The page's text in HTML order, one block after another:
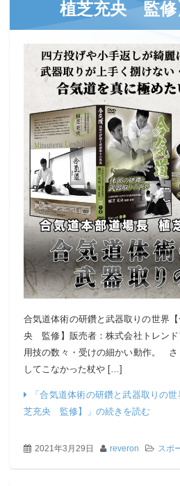
植芝充央 監修
合気道体術の研鑽と武器取りの世界
央 監修】販売者：株式会社トレン
用技の数々・受けの細かい動作。
してこなかった杖や […]
「合気道体術の研鑽と武器取りの
芝充央 監修】」の続きを読む
2021年3月29日 reveron スポ